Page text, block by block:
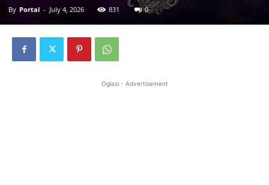
By Portal - July 4, 2026 831 0
Oglasi - Advertisement